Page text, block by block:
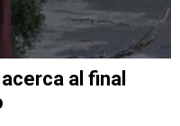
al final